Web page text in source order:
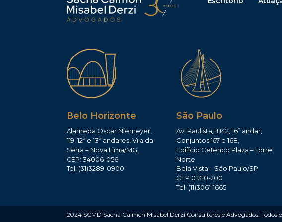
Belo Horizonte
Alameda Oscar Niemeyer,
119, 12º e 13º andares, Vila da
Serra – Nova Lima/MG
CEP: 34006-056
Tel: (31)3289-0900
São Paulo
Av. Paulista, 1842, 16º andar,
Conjuntos 167 e 168,
Edifício Cetenco Plaza – Torre
Norte
Bela Vista – São Paulo/SP
CEP 01310-200
Tel: (11)3061-1665
2024 SCMD Sacha Calmon Misabel Derzi Consultores e Advogados. Todos